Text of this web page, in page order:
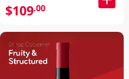
$109.00